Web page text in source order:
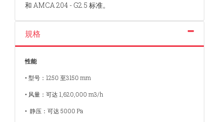
和 AMCA 204 - G2.5 标准。
規格
性能
• 型号：1250 至3150 mm
• 风量：可达 1,620,000 m3/h
• 静压：可达 5000 Pa